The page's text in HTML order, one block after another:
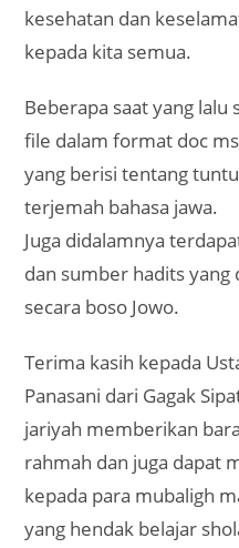
kesehatan dan
kepada kita semua.
Beberapa saat yang
file dalam format doc
yang berisi tentang
terjemah bahasa jawa.
Juga didalamnya
dan sumber hadits
secara boso Jowo.
Terima kasih kepada
Panasani dari Gagak
jariyah memberikan
rahmah dan juga dapat
kepada para mubaligh
yang hendak belajar